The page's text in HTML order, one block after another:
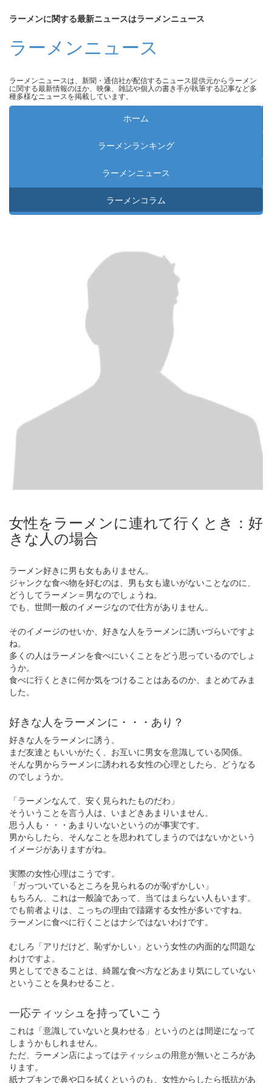
ラーメンに関する最新ニュースはラーメンニュース
ラーメンニュース
ラーメンニュースは、新聞・通信社が配信するニュース提供元からラーメン
に関する最新情報のほか、映像、雑誌や個人の書き手が執筆する記事など多
種多様なニュースを掲載しています。
ホーム
ラーメンランキング
ラーメンニュース
ラーメンコラム
女性をラーメンに連れて行くとき：好
きな人の場合
ラーメン好きに男も女もありません。
ジャンクな食べ物を好むのは、男も女も違いがないことなのに、
どうしてラーメン＝男なのでしょうね。
でも、世間一般のイメージなので仕方がありません。
そのイメージのせいか、好きな人をラーメンに誘いづらいですよ
ね。
多くの人はラーメンを食べにいくことをどう思っているのでしょ
うか。
食べに行くときに何か気をつけることはあるのか、まとめてみま
した。
好きな人をラーメンに・・・あり？
好きな人をラーメンに誘う。
まだ友達ともいいがたく、お互いに男女を意識している関係。
そんな男からラーメンに誘われる女性の心理としたら、どうなる
のでしょうか。
「ラーメンなんて、安く見られたものだわ」
そういうことを言う人は、いまどきあまりいません。
思う人も・・・あまりいないというのが事実です。
男からしたら、そんなことを思われてしまうのではないかという
イメージがありますがね。
実際の女性心理はこうです。
「ガっついているところを見られるのが恥ずかしい」
もちろん、これは一般論であって、当てはまらない人もいます。
でも前者よりは、こっちの理由で躊躇する女性が多いですね。
ラーメンに食べに行くことはナシではないわけです。
むしろ「アリだけど、恥ずかしい」という女性の内面的な問題な
わけですよ。
男としてできることは、綺麗な食べ方などあまり気にしていない
ということを臭わせること。
一応ティッシュを持っていこう
これは「意識していないと臭わせる」というのとは間逆になって
しまうかもしれません。
ただ、ラーメン店によってはティッシュの用意が無いところがあ
ります。
紙ナプキンで鼻や口を拭くというのも、女性からしたら抵抗があ